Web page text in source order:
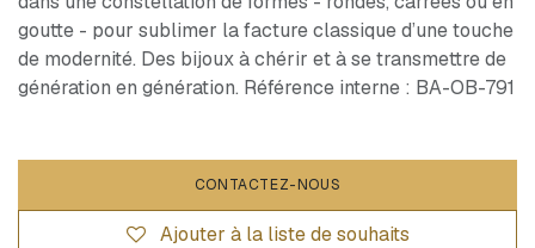
goutte - pour sublimer la facture classique d’une touche
de modernité. Des bijoux à chérir et à se transmettre de
génération en génération. Référence interne : BA-OB-791
CONTACTEZ-NOUS
Ajouter à la liste de souhaits